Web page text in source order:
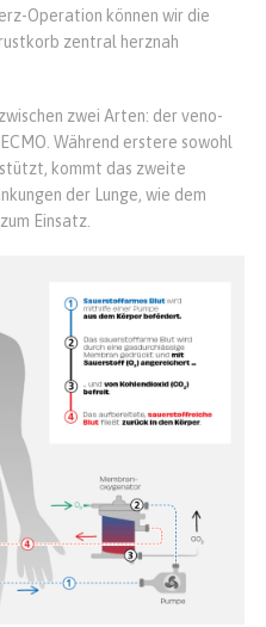
Operation können wir die
zentral herznah
zwei Arten: der veno-
Während erstere sowohl
kommt das zweite
der Lunge, wie dem
Einsatz.